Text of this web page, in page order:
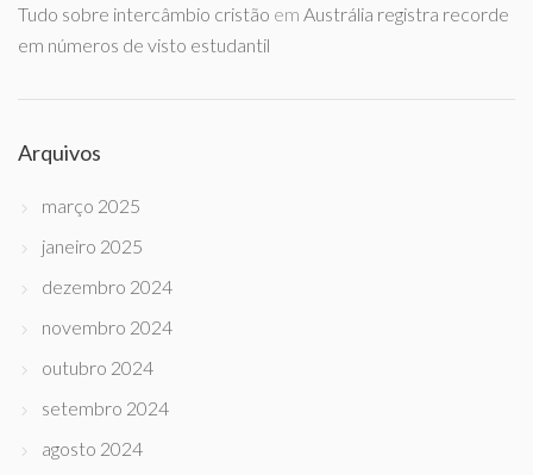
Tudo sobre intercâmbio cristão em Austrália registra recorde
em números de visto estudantil
Arquivos
março 2025
janeiro 2025
dezembro 2024
novembro 2024
outubro 2024
setembro 2024
agosto 2024